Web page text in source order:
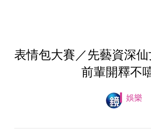
表情包大賽／先藝資深
前輩開釋不
娛樂